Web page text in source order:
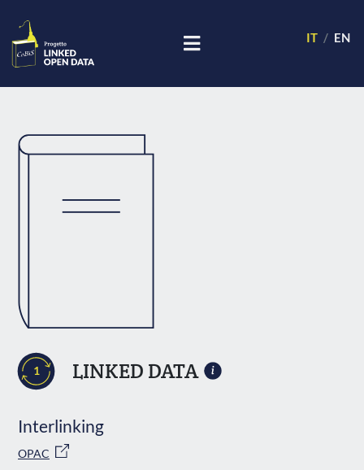
IT EN
1 LINKED DATA
Interlinking
OPAC